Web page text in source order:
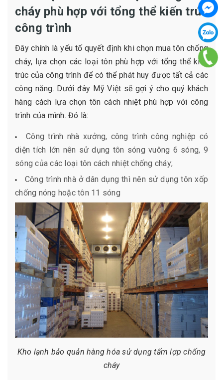
cháy phù hợp với tổng thể kiến trúc
công trình
Đây chính là yếu tố quyết định khi chọn mua tôn chống
cháy, lựa chọn các loại tôn phù hợp với tổng thể kiến
trúc của công trình để có thể phát huy được tất cả các
công năng. Dưới đây Mỹ Việt sẽ gợi ý cho quý khách
hàng cách lựa chọn tôn cách nhiệt phù hợp với công
trình của mình. Đó là:
Công trình nhà xưởng, công trình công nghiệp có
diện tích lớn nên sử dụng tôn sóng vuông 6 sóng, 9
sóng của các loại tôn cách nhiệt chống cháy;
Công trình nhà ở dân dụng thì nên sử dụng tôn xốp
chống nóng hoặc tôn 11 sóng
Kho lạnh bảo quản hàng hóa sử dụng tấm lợp chống
cháy